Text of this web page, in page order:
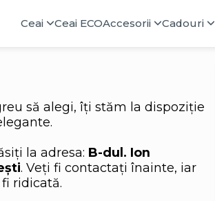
Ceai Ceai ECOAccesorii Cadouri
să alegi, îți stăm la dispoziție
la adresa: B-dul. Ion
. Veți fi contactați înainte, iar
ridicată.